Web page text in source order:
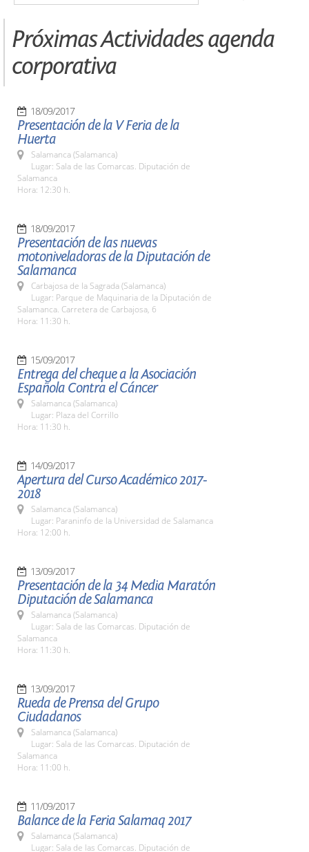
Próximas Actividades agenda
corporativa
18/09/2017
Presentación de la V Feria de la
Huerta
Salamanca (Salamanca)
Lugar: Sala de las Comarcas. Diputación de
Salamanca
Hora: 12:30 h.
18/09/2017
Presentación de las nuevas
motoniveladoras de la Diputación de
Salamanca
Carbajosa de la Sagrada (Salamanca)
Lugar: Parque de Maquinaria de la Diputación de
Salamanca. Carretera de Carbajosa, 6
Hora: 11:30 h.
15/09/2017
Entrega del cheque a la Asociación
Española Contra el Cáncer
Salamanca (Salamanca)
Lugar: Plaza del Corrillo
Hora: 11:30 h.
14/09/2017
Apertura del Curso Académico 2017-
2018
Salamanca (Salamanca)
Lugar: Paraninfo de la Universidad de Salamanca
Hora: 12:00 h.
13/09/2017
Presentación de la 34 Media Maratón
Diputación de Salamanca
Salamanca (Salamanca)
Lugar: Sala de las Comarcas. Diputación de
Salamanca
Hora: 11:30 h.
13/09/2017
Rueda de Prensa del Grupo
Ciudadanos
Salamanca (Salamanca)
Lugar: Sala de las Comarcas. Diputación de
Salamanca
Hora: 11:00 h.
11/09/2017
Balance de la Feria Salamaq 2017
Salamanca (Salamanca)
Lugar: Sala de las Comarcas. Diputación de